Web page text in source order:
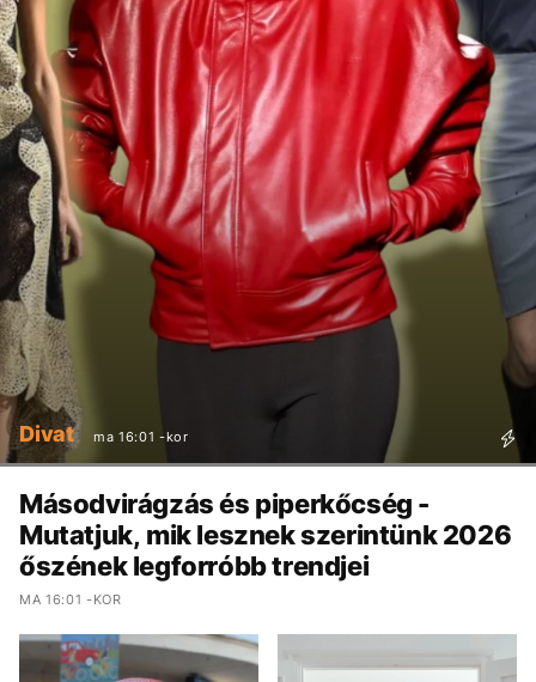
Divat ma 16:01 -kor
Másodvirágzás és piperkőcség -
Mutatjuk, mik lesznek szerintünk 2026
őszének legforróbb trendjei
MA 16:01 -KOR